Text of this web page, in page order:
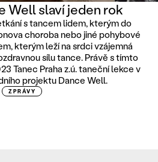
Well slaví jeden rok
s tancem lidem, kterým do
choroba nebo jiné pohybové
kterým leží na srdci vzájemná
sílu tance. Právě s tímto
Tanec Praha z.ú. taneční lekce v
projektu Dance Well.
ZPRÁVY